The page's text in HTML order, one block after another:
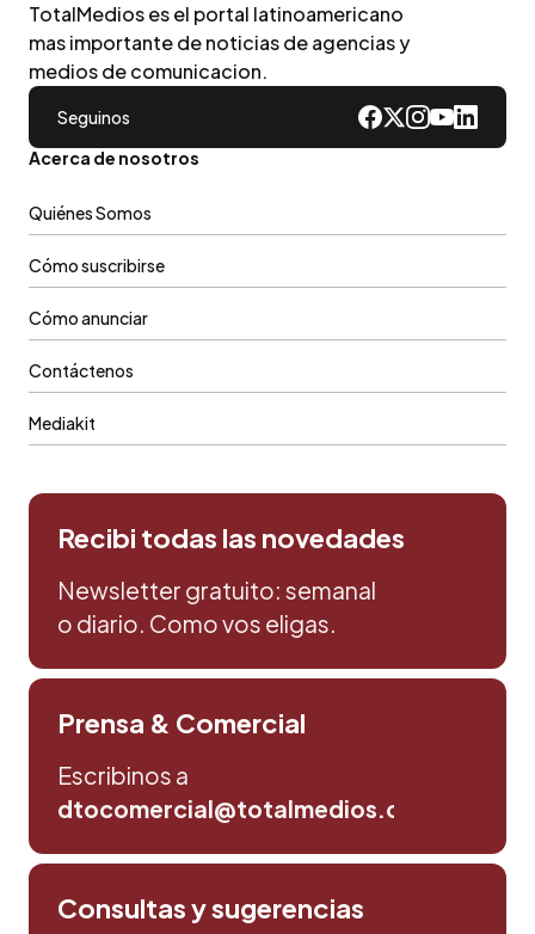
TotalMedios es el portal latinoamericano
mas importante de noticias de agencias y
medios de comunicacion.
Seguinos
Acerca de nosotros
Quiénes Somos
Cómo suscribirse
Cómo anunciar
Contáctenos
Mediakit
Recibi todas las novedades
Newsletter gratuito: semanal
o diario. Como vos eligas.
Prensa & Comercial
Escribinos a
dtocomercial@totalmedios.com
Consultas y sugerencias